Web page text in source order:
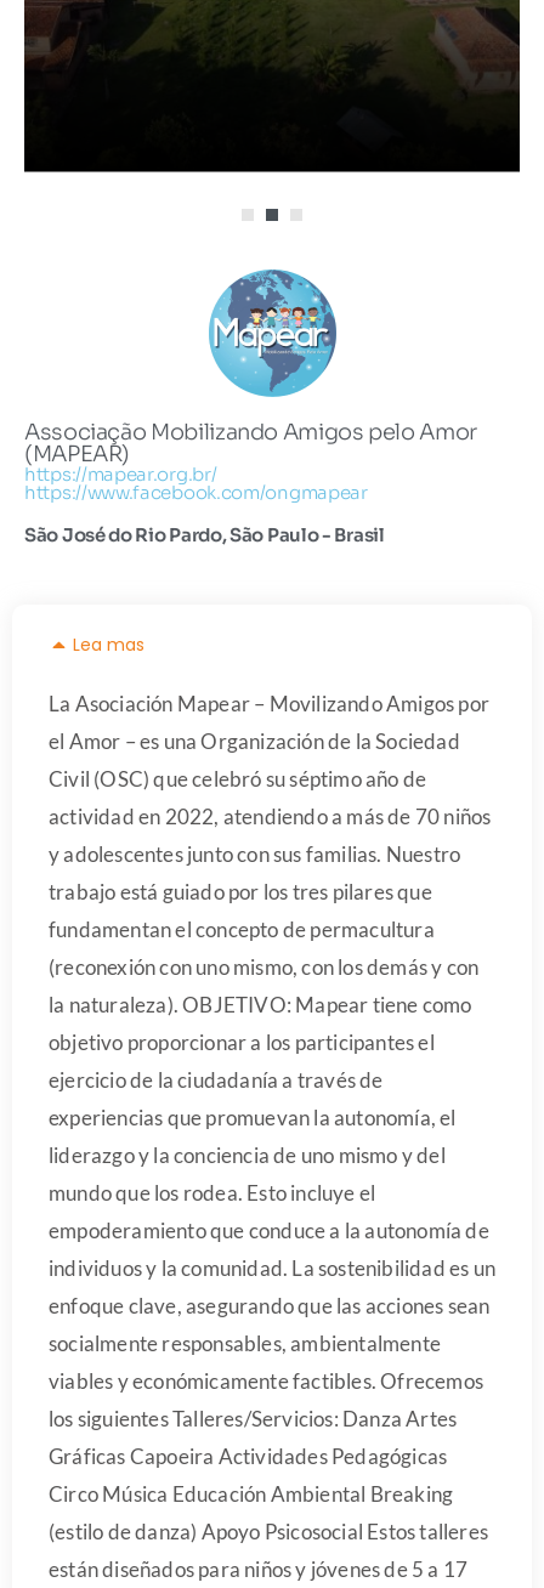
Associação Mobilizando Amigos pelo Amor
(MAPEAR)
https://mapear.org.br/
https://www.facebook.com/ongmapear
São José do Rio Pardo, São Paulo - Brasil
Lea mas
La Asociación Mapear – Movilizando Amigos por
el Amor – es una Organización de la Sociedad
Civil (OSC) que celebró su séptimo año de
actividad en 2022, atendiendo a más de 70 niños
y adolescentes junto con sus familias. Nuestro
trabajo está guiado por los tres pilares que
fundamentan el concepto de permacultura
(reconexión con uno mismo, con los demás y con
la naturaleza). OBJETIVO: Mapear tiene como
objetivo proporcionar a los participantes el
ejercicio de la ciudadanía a través de
experiencias que promuevan la autonomía, el
liderazgo y la conciencia de uno mismo y del
mundo que los rodea. Esto incluye el
empoderamiento que conduce a la autonomía de
individuos y la comunidad. La sostenibilidad es un
enfoque clave, asegurando que las acciones sean
socialmente responsables, ambientalmente
viables y económicamente factibles. Ofrecemos
los siguientes Talleres/Servicios: Danza Artes
Gráficas Capoeira Actividades Pedagógicas
Circo Música Educación Ambiental Breaking
(estilo de danza) Apoyo Psicosocial Estos talleres
están diseñados para niños y jóvenes de 5 a 17